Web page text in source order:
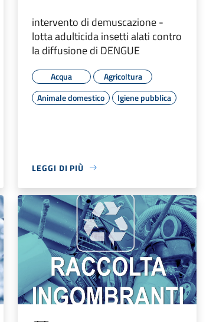
intervento di demuscazione -
lotta adulticida insetti alati contro
la diffusione di DENGUE
Acqua
Agricoltura
Animale domestico
Igiene pubblica
LEGGI DI PIÙ